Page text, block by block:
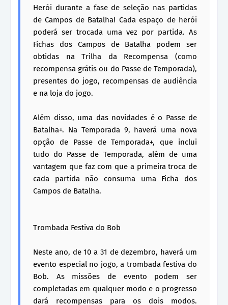
Herói durante a fase de seleção nas partidas
de Campos de Batalha! Cada espaço de herói
poderá ser trocada uma vez por partida. As
Fichas dos Campos de Batalha podem ser
obtidas na Trilha da Recompensa (como
recompensa grátis ou do Passe de Temporada),
presentes do jogo, recompensas de audiência
e na loja do jogo.
Além disso, uma das novidades é o Passe de
Batalha+. Na Temporada 9, haverá uma nova
opção de Passe de Temporada+, que inclui
tudo do Passe de Temporada, além de uma
vantagem que faz com que a primeira troca de
cada partida não consuma uma Ficha dos
Campos de Batalha.
Trombada Festiva do Bob
Neste ano, de 10 a 31 de dezembro, haverá um
evento especial no jogo, a trombada festiva do
Bob. As missões de evento podem ser
completadas em qualquer modo e o progresso
dará recompensas para os dois modos.